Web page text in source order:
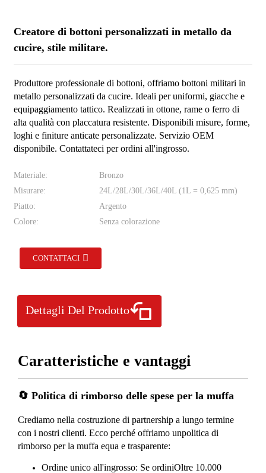
Creatore di bottoni personalizzati in metallo da
cucire, stile militare.
Produttore professionale di bottoni, offriamo bottoni militari in
metallo personalizzati da cucire. Ideali per uniformi, giacche e
equipaggiamento tattico. Realizzati in ottone, rame o ferro di
alta qualità con placcatura resistente. Disponibili misure, forme,
loghi e finiture anticate personalizzate. Servizio OEM
disponibile. Contattateci per ordini all'ingrosso.
Materiale:
Bronzo
Misurare:
24L/28L/30L/36L/40L (1L = 0,625 mm)
Piatto:
Argento
Colore:
Senza colorazione
CONTATTACI
Dettagli Del Prodotto
Caratteristiche e vantaggi
🔄 Politica di rimborso delle spese per la muffa
Crediamo nella costruzione di partnership a lungo termine
con i nostri clienti. Ecco perché offriamo unpolitica di
rimborso per la muffa equa e trasparente:
Ordine unico all'ingrosso: Se ordiniOltre 10.000